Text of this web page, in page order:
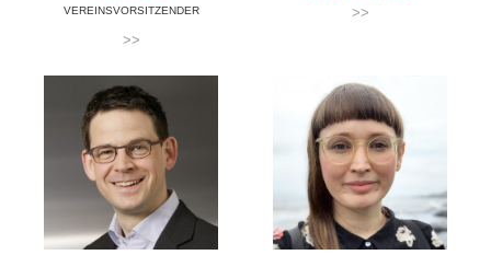
VEREINSVORSITZENDER
>>
>>